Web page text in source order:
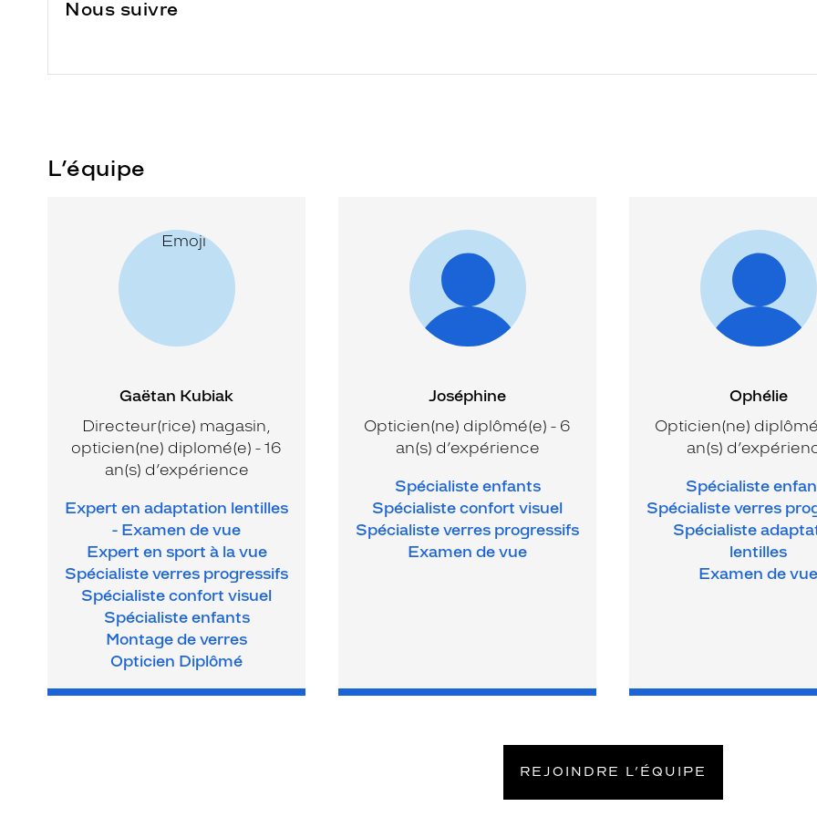
Nous suivre
L’équipe
Gaëtan Kubiak
Directeur(rice) magasin,
opticien(ne) diplomé(e) - 16
an(s) d’expérience
Expert en adaptation lentilles
- Examen de vue
Expert en sport à la vue
Spécialiste verres progressifs
Spécialiste confort visuel
Spécialiste enfants
Montage de verres
Opticien Diplômé
Joséphine
Opticien(ne) diplômé(e) - 6
an(s) d’expérience
Spécialiste enfants
Spécialiste confort visuel
Spécialiste verres progressifs
Examen de vue
Ophélie
Opticien(ne)
an(s)
Spécialiste
Spécialiste verres
Spécialiste
lentilles
Examen de vue
REJOINDRE L’ÉQUIPE